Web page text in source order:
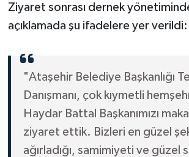
Ziyaret sonrası dernek
açıklamada şu ifadelere yer verildi:
"Ataşehir Belediye Başkanlığı
Danışmanı, çok kıymetli
Haydar Battal Başkanımızı
ziyaret ettik. Bizleri en güzel
ağırladığı, samimiyeti ve güzel